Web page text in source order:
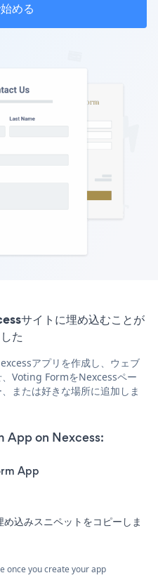
める
サイトに埋め込むことが
た
アプリを作成し、ウェブ
Voting FormをNexcessペー
または好きな場所に追加しま
App on Nexcess:
App
込みスニペットをコピーしま
once you create your app